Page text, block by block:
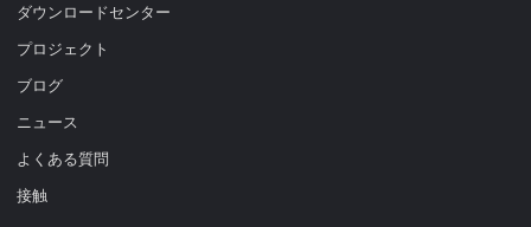
ダウンロードセンター
プロジェクト
ブログ
ニュース
よくある質問
接触